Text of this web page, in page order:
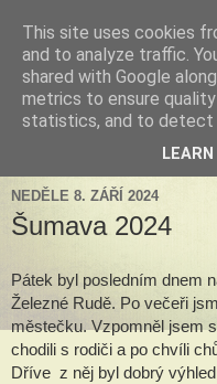
Tillandsia
Tillandsie a další zelená
k našim velkým
NEDĚLE 8. ZÁŘÍ 2024
Šumava 2024
Pátek byl posledním dnem
Železné Rudě. Po večeři
městečku. Vzpomněl jsem
chodili s rodiči a po chvíli
Dříve z něj byl dobrý
This site uses cookies
and to analyze traffic.
shared with Google
metrics to ensure
statistics, and to detect